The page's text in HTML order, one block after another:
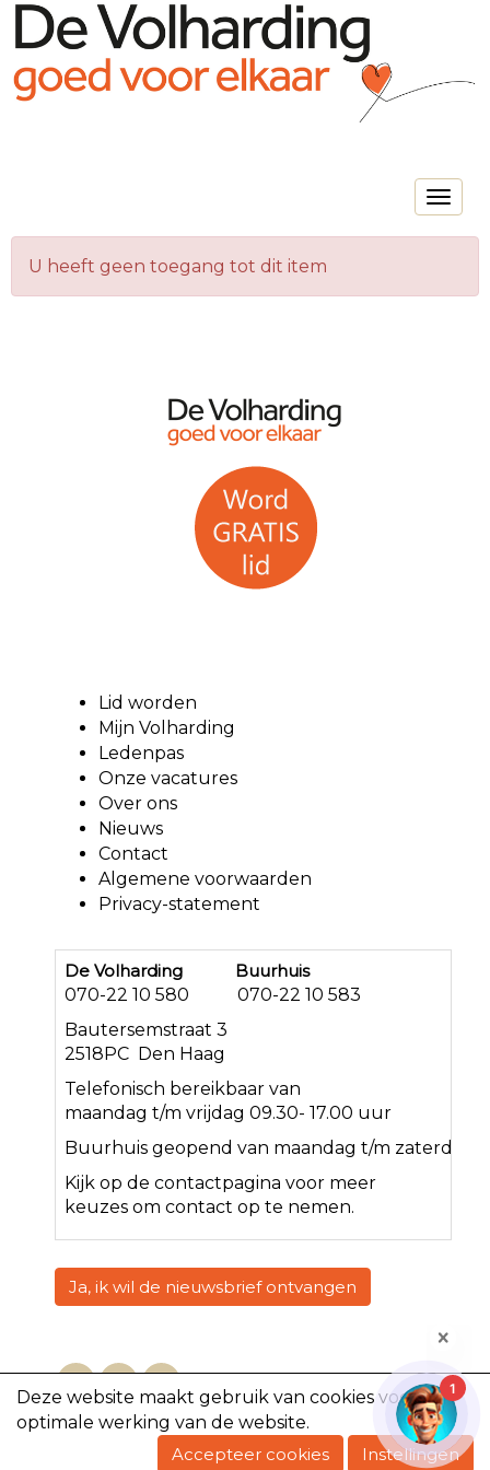
Toggle
Deze website maakt gebruik van cookies voor een
optimale werking van de website.
Accepteer cookies
Instellingen
U heeft geen toegang tot dit item
Lid worden
Mijn Volharding
Ledenpas
Onze vacatures
Over ons
Nieuws
Contact
Algemene voorwaarden
Privacy-statement
De Volharding Buurhuis
070-22 10 580 070-22 10 583
Bautersemstraat 3
2518PC Den Haag
Telefonisch bereikbaar van
maandag t/m vrijdag 09.30- 17.00 uur
Buurhuis geopend van maandag t/m zaterdag<
Kijk op de contactpagina voor meer
keuzes om contact op te nemen.
Ja, ik wil de nieuwsbrief ontvangen
Copyright @2023, De Volharding
1